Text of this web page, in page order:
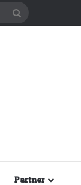
Partner